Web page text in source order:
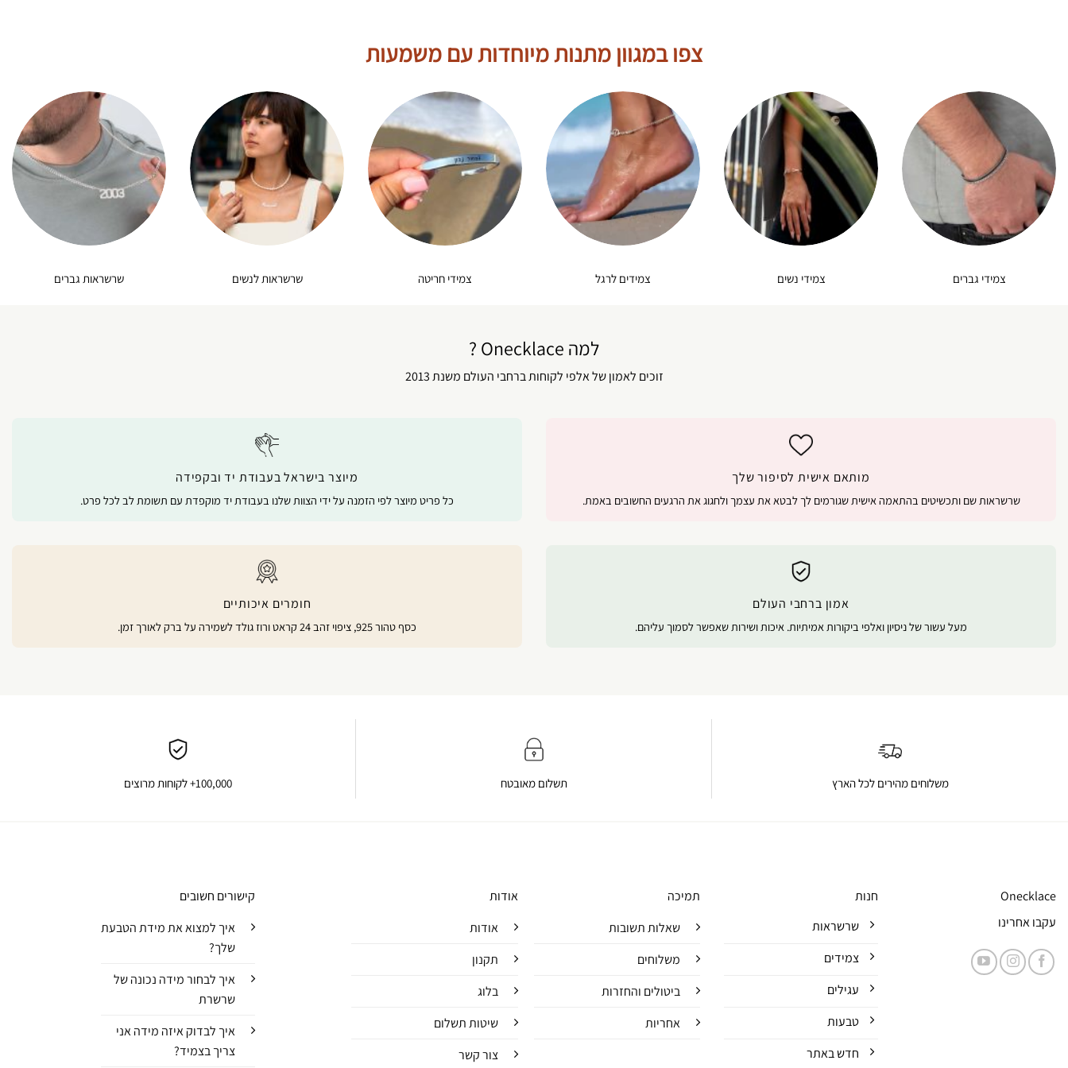
צפו במגוון מתנות מיוחדות עם משמעות
צמידי גברים צמידי נשים צמידים לרגל צמידי חריטה שרשראות לנשים שרשראות גברים
למה Onecklace ?
זוכים לאמון של אלפי לקוחות ברחבי העולם משנת 2013
מותאם אישית לסיפור שלך
שרשראות שם ותכשיטים בהתאמה אישית שגורמים לך לבטא את עצמך ולחגוג את הרגעים החשובים באמת.
מיוצר בישראל בעבודת יד ובקפידה
כל פריט מיוצר לפי הזמנה על ידי הצוות שלנו בעבודת יד מוקפדת עם תשומת לב לכל פרט.
אמון ברחבי העולם
מעל עשור של ניסיון ואלפי ביקורות אמיתיות. איכות ושירות שאפשר לסמוך עליהם.
חומרים איכותיים
כסף טהור 925, ציפוי זהב 24 קראט ורוז גולד לשמירה על ברק לאורך זמן.
משלוחים מהירים לכל הארץ תשלום מאובטח 100,000+ לקוחות מרוצים
Onecklace
עקבו אחרינו
חנות
שרשראות
צמידים
עגילים
טבעות
חדש באתר
תמיכה
שאלות תשובות
משלוחים
ביטולים והחזרות
אחריות
אודות
אודות
תקנון
בלוג
שיטות תשלום
צור קשר
קישורים חשובים
איך למצוא את מידת הטבעת
שלך?
איך לבחור מידה נכונה של
שרשרת
איך לבדוק איזה מידה אני
צריך בצמיד?